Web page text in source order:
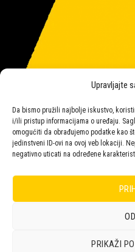
Upravljajte
Da bismo pružili najbolje iskustvo,
i/ili pristup informacijama o uređaju.
omogućiti da obrađujemo podatke kao
jedinstveni ID-ovi na ovoj veb lokaciji.
negativno uticati na određene
PRIKAŽI